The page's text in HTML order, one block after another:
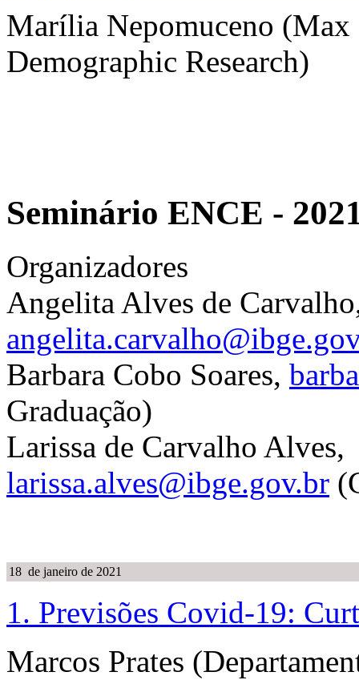
Marília Nepomuceno
Demographic Research)
Seminário ENCE -
Organizadores
Angelita Alves de
Barbara Cobo Soares,
Graduação)
Larissa de Carvalho Alves,
larissa.alves@ibge.gov.br
18 de janeiro de 2021
1. Previsões Covid-19:
Marcos Prates